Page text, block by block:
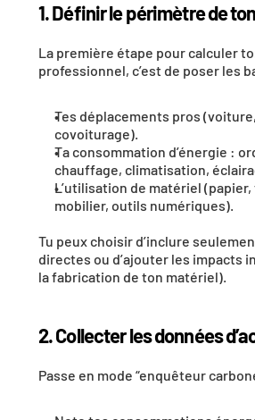
1. Définir le périmètre de
La première étape pour calculer
professionnel, c’est de poser les
Tes déplacements pros
covoiturage).
Ta consommation d’énergie :
chauffage, climatisation,
L’utilisation de matériel
mobilier, outils numériques).
Tu peux choisir d’inclure
directes ou d’ajouter les impacts
la fabrication de ton matériel).
2. Collecter les données
Passe en mode “enquêteur